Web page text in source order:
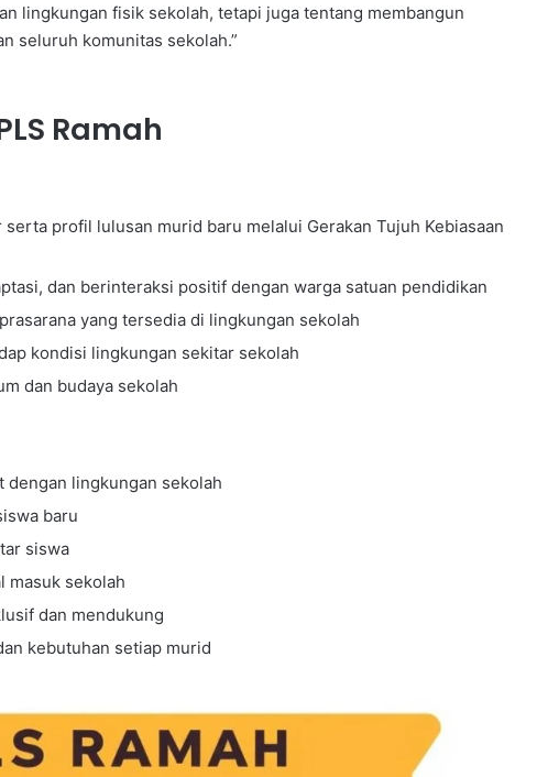
lingkungan fisik sekolah, tetapi juga tentang membangun
seluruh komunitas sekolah.”
Ramah
profil lulusan murid baru melalui Gerakan Tujuh Kebiasaan
dan berinteraksi positif dengan warga satuan pendidikan
yang tersedia di lingkungan sekolah
kondisi lingkungan sekitar sekolah
dan budaya sekolah
dengan lingkungan sekolah
baru
siswa
masuk sekolah
dan mendukung
kebutuhan setiap murid